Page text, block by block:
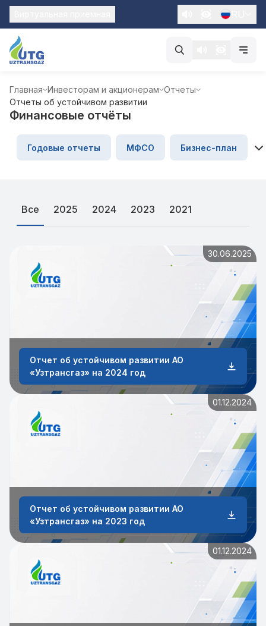
Главная Инвесторам и акционерам Отчеты
Отчеты об устойчивом развитии
Финансовые отчёты
Годовые отчеты МФСО Бизнес-план
Все 2025 2024 2023 2021
30.06.2025
Отчет об устойчивом развитии АО
«Узтрансгаз» на 2024 год
01.12.2024
Отчет об устойчивом развитии АО
«Узтрансгаз» на 2023 год
01.12.2024